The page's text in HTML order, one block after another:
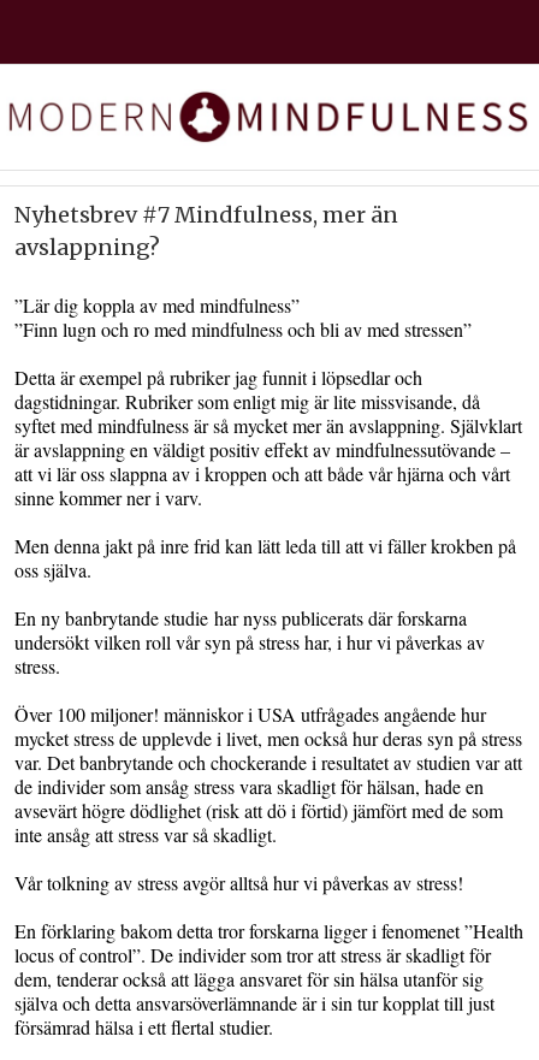
Nyhetsbrev #7 Mindfulness, mer än
avslappning?
”Lär dig koppla av med mindfulness”
”Finn lugn och ro med mindfulness och bli av med stressen”
Detta är exempel på rubriker jag funnit i löpsedlar och
dagstidningar. Rubriker som enligt mig är lite missvisande, då
syftet med mindfulness är så mycket mer än avslappning. Självklart
är avslappning en väldigt positiv effekt av mindfulnessutövande –
att vi lär oss slappna av i kroppen och att både vår hjärna och vårt
sinne kommer ner i varv.
Men denna jakt på inre frid kan lätt leda till att vi fäller krokben på
oss själva.
En ny banbrytande studie har nyss publicerats där forskarna
undersökt vilken roll vår syn på stress har, i hur vi påverkas av
stress.
Över 100 miljoner! människor i USA utfrågades angående hur
mycket stress de upplevde i livet, men också hur deras syn på stress
var. Det banbrytande och chockerande i resultatet av studien var att
de individer som ansåg stress vara skadligt för hälsan, hade en
avsevärt högre dödlighet (risk att dö i förtid) jämfört med de som
inte ansåg att stress var så skadligt.
Vår tolkning av stress avgör alltså hur vi påverkas av stress!
En förklaring bakom detta tror forskarna ligger i fenomenet ”Health
locus of control”. De individer som tror att stress är skadligt för
dem, tenderar också att lägga ansvaret för sin hälsa utanför sig
själva och detta ansvarsöverlämnande är i sin tur kopplat till just
försämrad hälsa i ett flertal studier.